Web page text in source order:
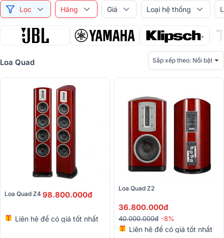
Lọc Hãng Giá Loại hệ thống
Loa Quad Sắp xếp theo: Nổi bật
98.800.000đ
Liên hệ để có giá tốt nhất
36.800.000đ
40.000.000đ -8%
Liên hệ để có giá tốt nhất